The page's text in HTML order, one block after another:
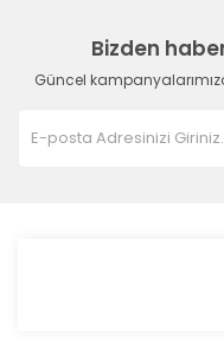
Bizden
Güncel